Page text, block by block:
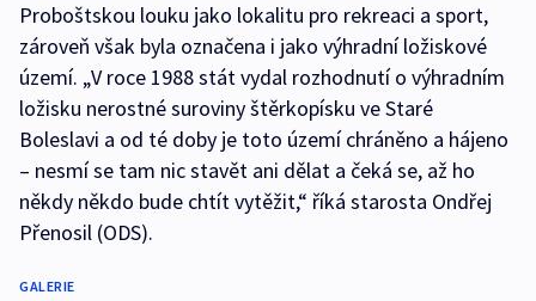
Proboštskou louku jako lokalitu pro rekreaci a sport,
zároveň však byla označena i jako výhradní ložiskové
území. „V roce 1988 stát vydal rozhodnutí o výhradním
ložisku nerostné suroviny štěrkopísku ve Staré
Boleslavi a od té doby je toto území chráněno a hájeno
– nesmí se tam nic stavět ani dělat a čeká se, až ho
někdy někdo bude chtít vytěžit,“ říká starosta Ondřej
Přenosil (ODS).
GALERIE